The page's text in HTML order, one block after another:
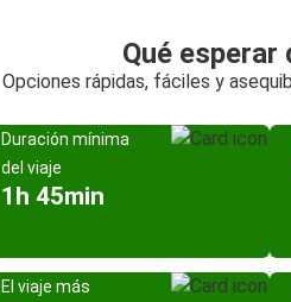
Qué esperar
Opciones rápidas, fáciles y
Duración mínima
del viaje
1h 45min
El viaje más